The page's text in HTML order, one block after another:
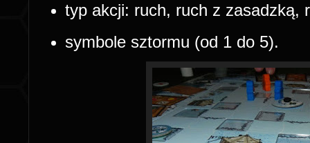
typ akcji: ruch, ruch z zasadzką,
symbole sztormu (od 1 do 5).